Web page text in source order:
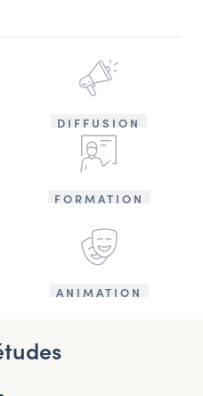
DIFFUSION
FORMATION
ANIMATION